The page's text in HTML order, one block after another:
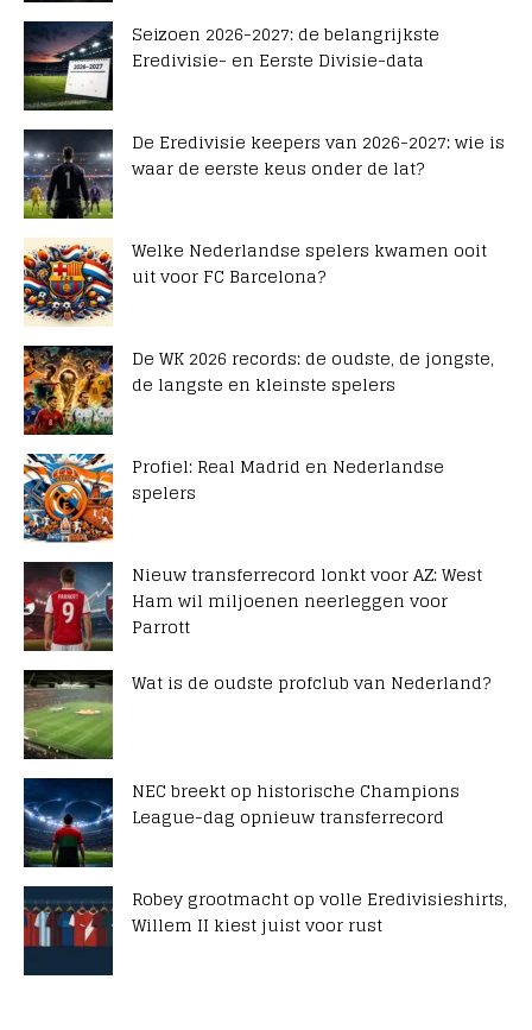
Seizoen 2026-2027: de belangrijkste
Eredivisie- en Eerste Divisie-data
De Eredivisie keepers van 2026-2027: wie is
waar de eerste keus onder de lat?
Welke Nederlandse spelers kwamen ooit
uit voor FC Barcelona?
De WK 2026 records: de oudste, de jongste,
de langste en kleinste spelers
Profiel: Real Madrid en Nederlandse
spelers
Nieuw transferrecord lonkt voor AZ: West
Ham wil miljoenen neerleggen voor
Parrott
Wat is de oudste profclub van Nederland?
NEC breekt op historische Champions
League-dag opnieuw transferrecord
Robey grootmacht op volle Eredivisieshirts,
Willem II kiest juist voor rust